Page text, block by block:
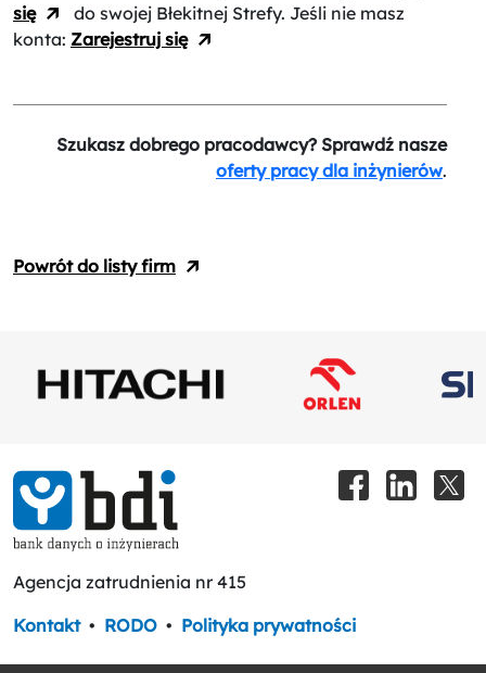
się
do swojej Błekitnej Strefy. Jeśli nie masz
konta: Zarejestruj się
Szukasz dobrego pracodawcy? Sprawdź nasze
oferty pracy dla inżynierów.
Powrót do listy firm
Agencja zatrudnienia nr 415
Kontakt • RODO • Polityka prywatności